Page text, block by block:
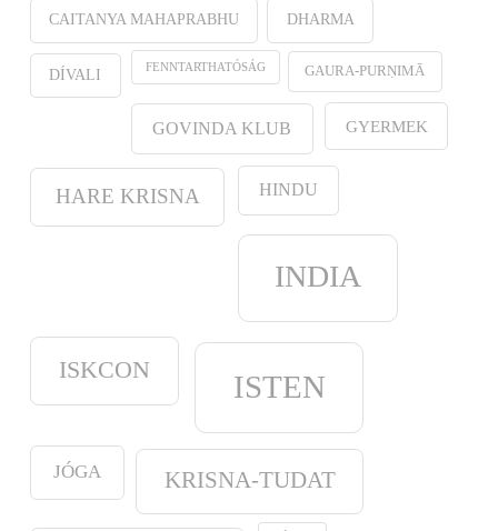
CAITANYA MAHAPRABHU DHARMA
DÍVALI FENNTARTHATÓSÁG GAURA-PURṆIMĀ
GOVINDA KLUB GYERMEK
HARE KRISNA HINDU
INDIA
ISKCON ISTEN
JÓGA KRISNA-TUDAT